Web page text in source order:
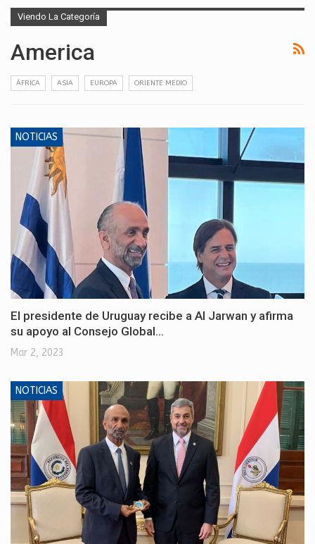
Viendo La Categoría
America
ÁFRICA ASIA EUROPA ORIENTE MEDIO
NOTICIAS
El presidente de Uruguay recibe a Al Jarwan y afirma
su apoyo al Consejo Global…
Mar 2, 2023
NOTICIAS